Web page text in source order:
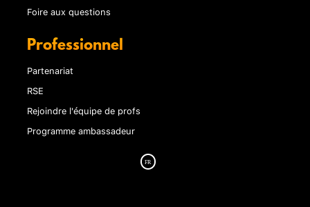
Foire aux questions
Professionnel
Partenariat
RSE
Rejoindre l'équipe de profs
Programme ambassadeur